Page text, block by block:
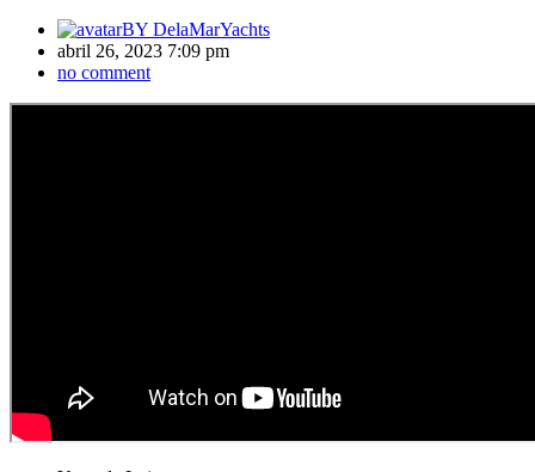
BY DelaMarYachts
abril 26, 2023 7:09 pm
no comment